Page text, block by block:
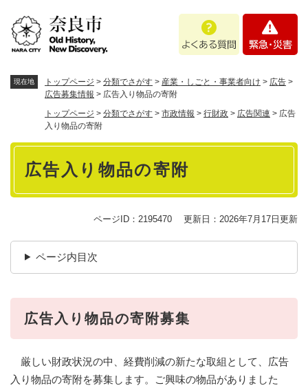
あ
問
・
現在地 トップページ > 分類でさがす > 産業・しごと・事業者向け > 広告 >
広告募集情報 > 広告入り物品の寄附
トップページ > 分類でさがす > 市政情報 > 行財政 > 広告関連 > 広告
入り物品の寄附
本
広告入り物品の寄附
ページID：2195470 更新日：2026年7月17日更新
ページ内目次
広告入り物品の寄附募集
厳しい財政状況の中、経費削減の新たな取組として、広告
入り物品の寄附を募集します。ご興味の物品がありました